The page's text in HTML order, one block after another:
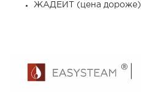
ЖАДЕИТ (цена дороже)